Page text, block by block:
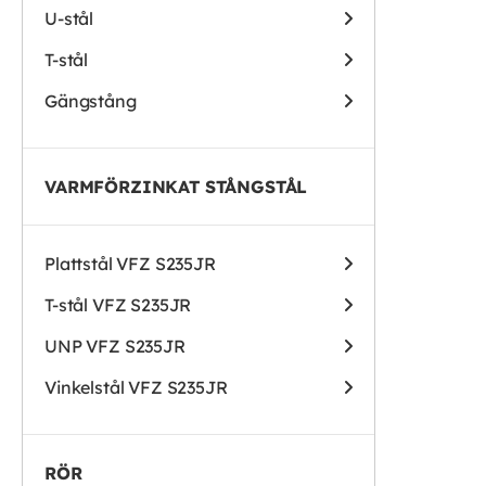
U-stål
T-stål
Gängstång
VARMFÖRZINKAT STÅNGSTÅL
Plattstål VFZ S235JR
T-stål VFZ S235JR
UNP VFZ S235JR
Vinkelstål VFZ S235JR
RÖR